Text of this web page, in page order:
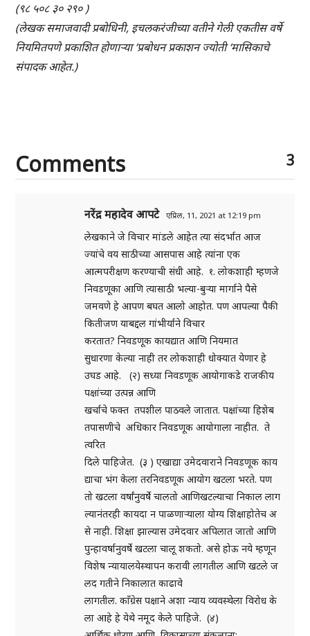
(९८ ५०८ ३० २९०)
(लेखक समाजवादी प्रबोधिनी, इचलकरंजीच्या वतीने गेली एकतीस वर्षे
नियमितपणे प्रकाशित होणाऱ्या ‘प्रबोधन प्रकाशन ज्योती ‘मासिकाचे
संपादक आहेत.)
Comments 3
नरेंद्र महादेव आपटे एप्रिल, 11, 2021 at 12:19 pm
लेखकाने जे विचार मांडले आहेत त्या संदर्भात आज
ज्यांचे वय साठीच्या आसपास आहे त्यांना एक
आत्मपरीक्षण करण्याची संधी आहे. १. लोकशाही म्हणजे
निवडणूका आणि त्यासाठी भल्या-बुऱ्या मार्गाने पैसे
जमवणे हे आपण बघत आलो आहोत. पण आपल्या पैकी
कितीजण याबद्दल गांभीर्याने विचार
करतात? निवडणूक कायद्यात आणि नियमात
सुधारणा केल्या नाही तर लोकशाही धोक्यात येणार हे
उघड आहे. (२) सध्या निवडणूक आयोगाकडे राजकीय
पक्षांच्या उत्पन्न आणि
खर्चाचे फक्त तपशील पाठवले जातात. पक्षांच्या हिशेब
तपासणीचे अधिकार निवडणूक आयोगाला नाहीत. ते
त्वरित
दिले पाहिजेत. (३ ) एखाद्या उमेदवाराने निवडणूक काय
द्याचा भंग केला तरनिवडणूक आयोग खटला भरते. पण
तो खटला वर्षांनुवर्षे चालतो आणिखटल्याचा निकाल लाग
ल्यानंतरही कायदा न पाळणाऱ्याला योग्य शिक्षाहोतेच अ
से नाही. शिक्षा झाल्यास उमेदवार अपिलात जातो आणि
पुन्हावर्षानुवर्षे खटला चालू शकतो. असे होऊ नये म्हणून
विशेष न्यायालयेस्थापन करावी लागतील आणि खटले ज
लद गतीने निकालात काढावे
लागतील. काँग्रेस पक्षाने अशा न्याय व्यवस्थेला विरोध के
ला आहे हे येथे नमूद केले पाहिजे. (४)